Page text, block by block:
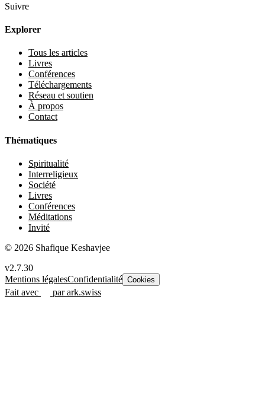
Suivre
Explorer
Tous les articles
Livres
Conférences
Téléchargements
Réseau et soutien
À propos
Contact
Thématiques
Spiritualité
Interreligieux
Société
Livres
Conférences
Méditations
Invité
© 2026 Shafique Keshavjee
v2.7.30
Mentions légalesConfidentialité Cookies
Fait avec par ark.swiss